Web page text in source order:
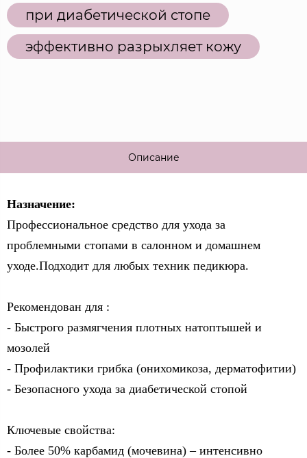
при диабетической стопе
эффективно разрыхляет кожу
Описание
Назначение:
Профессиональное средство для ухода за
проблемными стопами в салонном и домашнем
уходе.Подходит для любых техник педикюра.
Рекомендован для :
- Быстрого размягчения плотных натоптышей и
мозолей
- Профилактики грибка (онихомикоза, дерматофитии)
- Безопасного ухода за диабетической стопой
Ключевые свойства:
- Более 50% карбамид (мочевина) – интенсивно